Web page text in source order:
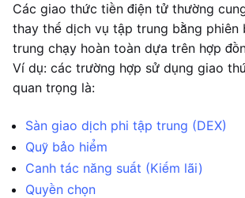
Các giao thức tiền điện tử thường
thay thế dịch vụ tập trung bằng phiên
trung chạy hoàn toàn dựa trên hợp
Ví dụ: các trường hợp sử dụng giao
quan trọng là:
Sàn giao dịch phi tập trung (DEX)
Quỹ bảo hiểm
Canh tác năng suất (Kiếm lãi)
Quyền chọn